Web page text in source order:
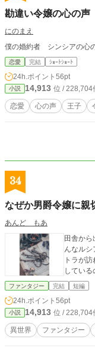
勘違い令嬢の心の声
にのまえ
恋愛 完結 ｼｮｰﾄｼｮｰﾄ
24h.ポイント 56pt
小説 14,913 位 / 228,704
恋愛 心の声 王子
34
なぜか男爵令嬢に親
あんど もあ
田舎か
んなルシ
トラが
してい
ファンタジー 完結 短編
24h.ポイント 56pt
小説 14,913 位 / 228,704
異世界 ファンタジー